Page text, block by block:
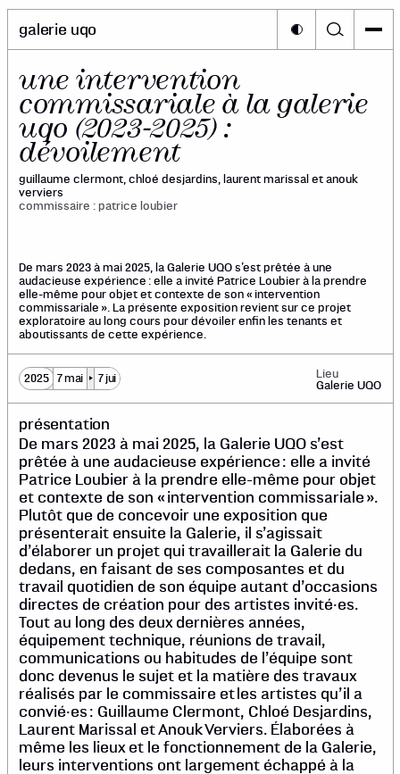
galerie uqo
une intervention
commissariale à la galerie
uqo (2023-2025) :
dévoilement
guillaume clermont, chloé desjardins, laurent marissal et anouk
verviers
commissaire : patrice loubier
De mars 2023 à mai 2025, la Galerie UQO s’est prêtée à une
audacieuse expérience : elle a invité Patrice Loubier à la prendre
elle-même pour objet et contexte de son « intervention
commissariale ». La présente exposition revient sur ce projet
exploratoire au long cours pour dévoiler enfin les tenants et
aboutissants de cette expérience.
2025 7 mai 7 jui
Lieu
Galerie UQO
présentation
De mars 2023 à mai 2025, la Galerie UQO s’est
prêtée à une audacieuse expérience : elle a invité
Patrice Loubier à la prendre elle-même pour objet
et contexte de son « intervention commissariale ».
Plutôt que de concevoir une exposition que
présenterait ensuite la Galerie, il s’agissait
d’élaborer un projet qui travaillerait la Galerie du
dedans, en faisant de ses composantes et du
travail quotidien de son équipe autant d’occasions
directes de création pour des artistes invité·es.
Tout au long des deux dernières années,
équipement technique, réunions de travail,
communications ou habitudes de l’équipe sont
donc devenus le sujet et la matière des travaux
réalisés par le commissaire et les artistes qu’il a
convié·es : Guillaume Clermont, Chloé Desjardins,
Laurent Marissal et Anouk Verviers. Élaborées à
même les lieux et le fonctionnement de la Galerie,
leurs interventions ont largement échappé à la